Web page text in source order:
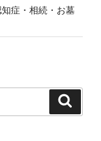
知症・相続・お墓